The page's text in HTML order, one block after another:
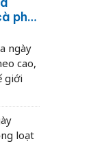
phê
ngày
cao,
giới
loạt